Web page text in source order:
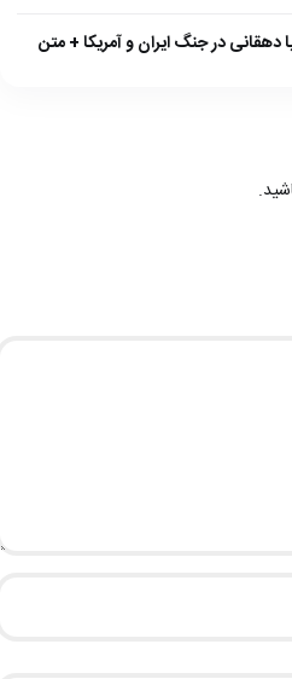
دهقانی در جنگ ایران و آمریکا + متن